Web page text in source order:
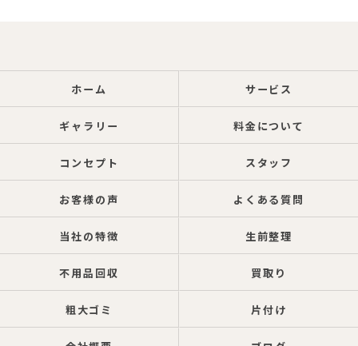
ホーム サービス
ギャラリー 料金について
コンセプト スタッフ
お客様の声 よくある質問
当社の特徴 生前整理
不用品回収 買取り
粗大ゴミ 片付け